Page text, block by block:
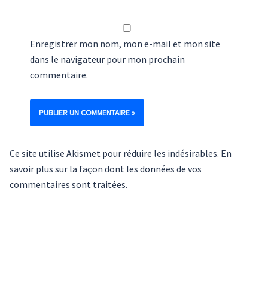
Enregistrer mon nom, mon e-mail et mon site
dans le navigateur pour mon prochain
commentaire.
Ce site utilise Akismet pour réduire les indésirables. En
savoir plus sur la façon dont les données de vos
commentaires sont traitées.